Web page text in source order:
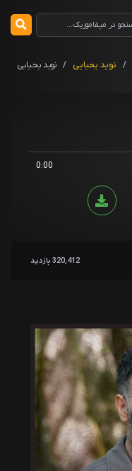
/ نوید یحیایی / نوید یحیایی
0:00
320,412 بازدید